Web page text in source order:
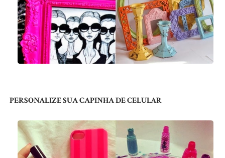
PERSONALIZE SUA CAPINHA DE CELULAR